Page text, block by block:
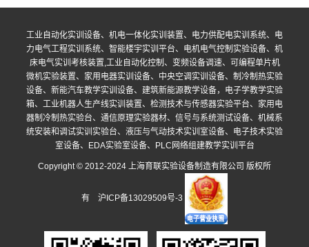
工业自动化实训设备、机电一体化实训装置、电力供配电实训系统、电
力电气工程实训系统、智能楼宇实训平台、电机电气控制实验设备、机
床电气实训考核装置,工业自动化控制、变频设备调速、可编程单片机
微机实验装置、家用电器实训设备、中央空调实训设备、制冷制热实验
设备、新能汽车教学实训设备、建筑新能源教学设备，电子学教学实验
箱、工业机器人生产线实训装置、检测技术与传感器实验平台、家用电
器制冷制热实验台、通信原理实验器材、信号与系统测试设备、机械系
统安装和调试实训实验台、液压与气动技术实训室设备、电子技术实验
室设备、EDA实验室设备、PLC网络组建教学实训平台
Copyright © 2012-2024 上海育联实验设备制造有限公司 版权所
有 沪ICP备13029509号-3